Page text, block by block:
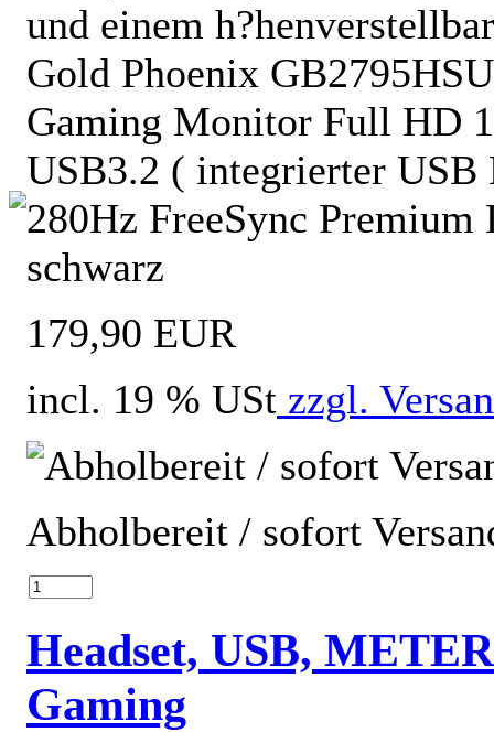
und einem
Gold Phoenix
Gaming Monitor Full HD
USB3.2 ( integrierter USB
280Hz FreeSync
schwarz
179,90 EUR
incl. 19 % USt zzgl.
Abholbereit / sofort
Headset, USB,
Gaming